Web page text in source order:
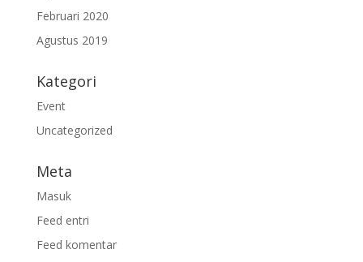
Februari 2020
Agustus 2019
Kategori
Event
Uncategorized
Meta
Masuk
Feed entri
Feed komentar